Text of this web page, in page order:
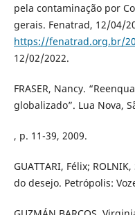
pela contaminação por
gerais. Fenatrad, 12/04/
https://fenatrad.org.br/
12/02/2022.
FRASER, Nancy.
globalizado”. Lua Nova,
, p. 11-39, 2009.
GUATTARI, Félix;
do desejo. Petrópolis: